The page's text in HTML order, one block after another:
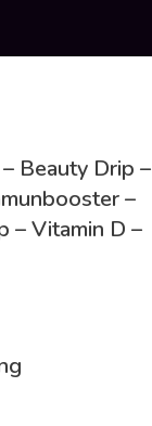
Beauty Drip –
–
– Vitamin D –